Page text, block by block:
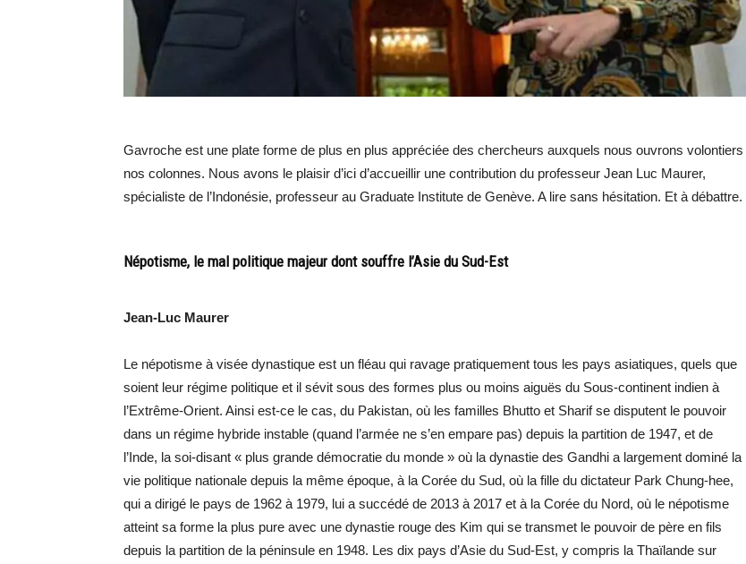
Gavroche est une plate forme de plus en plus appréciée des chercheurs auxquels nous ouvrons volontiers
nos colonnes. Nous avons le plaisir d’ici d’accueillir une contribution du professeur Jean Luc Maurer,
spécialiste de l’Indonésie, professeur au Graduate Institute de Genève. A lire sans hésitation. Et à débattre.
Népotisme, le mal politique majeur dont souffre l’Asie du Sud-Est
Jean-Luc Maurer
Le népotisme à visée dynastique est un fléau qui ravage pratiquement tous les pays asiatiques, quels que
soient leur régime politique et il sévit sous des formes plus ou moins aiguës du Sous-continent indien à
l’Extrême-Orient. Ainsi est-ce le cas, du Pakistan, où les familles Bhutto et Sharif se disputent le pouvoir
dans un régime hybride instable (quand l’armée ne s’en empare pas) depuis la partition de 1947, et de
l’Inde, la soi-disant « plus grande démocratie du monde » où la dynastie des Gandhi a largement dominé la
vie politique nationale depuis la même époque, à la Corée du Sud, où la fille du dictateur Park Chung-hee,
qui a dirigé le pays de 1962 à 1979, lui a succédé de 2013 à 2017 et à la Corée du Nord, où le népotisme
atteint sa forme la plus pure avec une dynastie rouge des Kim qui se transmet le pouvoir de père en fils
depuis la partition de la péninsule en 1948. Les dix pays d’Asie du Sud-Est, y compris la Thaïlande sur